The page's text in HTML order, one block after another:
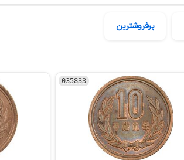
پرفروشترین
035833